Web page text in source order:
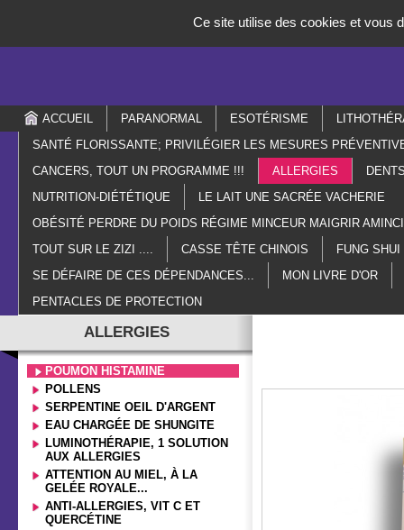
ACCUEIL PARANORMAL ESOTÉRISME
SANTÉ FLORISSANTE; PRIVILÉGIER LES MESURES
CANCERS, TOUT UN PROGRAMME !!!
ALLERGIES
NUTRITION-DIÉTÉTIQUE
LE LAIT UNE SACRÉE VACHERIE
OBÉSITÉ PERDRE DU POIDS RÉGIME MINCEUR MAIGRIR
TOUT SUR LE ZIZI ....
CASSE TÊTE CHINOIS
FUNG SHUI
SE DÉFAIRE DE CES DÉPENDANCES...
MON LIVRE D'OR
PENTACLES DE PROTECTION
ALLERGIES
POUMON HISTAMINE
POLLENS
SERPENTINE OEIL D'ARGENT
EAU CHARGÉE DE SHUNGITE
LUMINOTHÉRAPIE, 1 SOLUTION
AUX ALLERGIES
ATTENTION AU MIEL, À LA
GELÉE ROYALE...
ANTI-ALLERGIES, VIT C ET
QUERCÉTINE
Ce site utilise des cookies et vous